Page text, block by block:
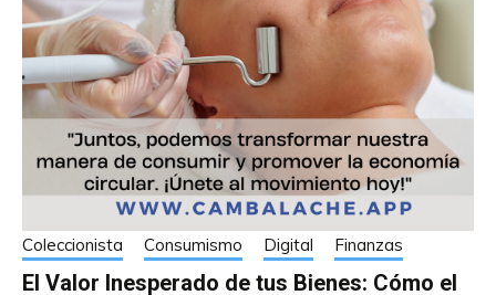
Coleccionista Consumismo Digital Finanzas
El Valor Inesperado de tus Bienes: Cómo el